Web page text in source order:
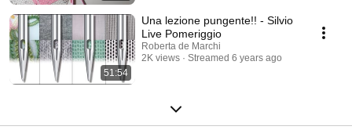
51:54
Una lezione pungente!! - Silvio
Live Pomeriggio
Roberta de Marchi
2K views
Streamed 6 years ago